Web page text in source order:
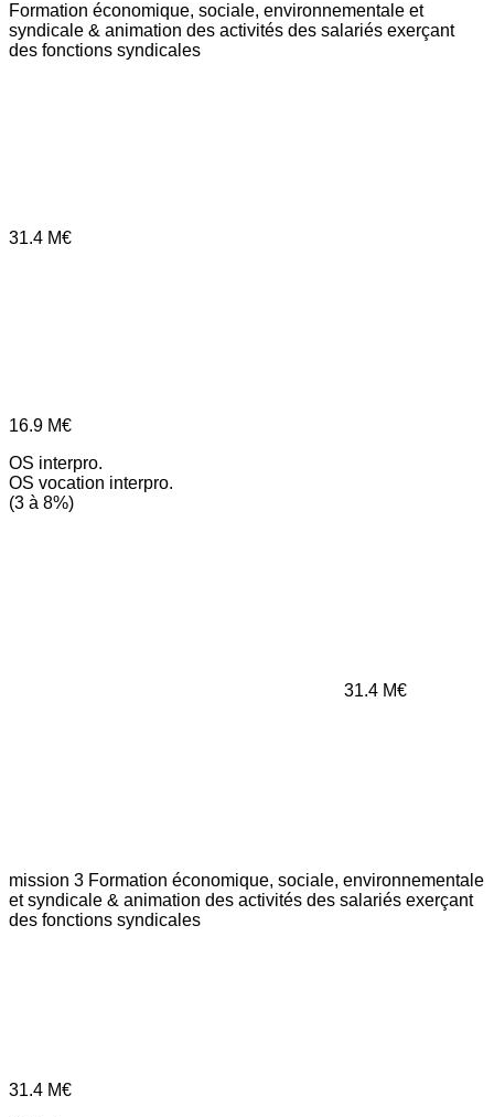
Formation économique, sociale, environnementale et
syndicale & animation des activités des salariés exerçant
des fonctions syndicales
31.4 M€
16.9 M€
OS interpro.
OS vocation interpro.
(3 à 8%)
31.4 M€
mission 3 Formation économique, sociale, environnementale
et syndicale & animation des activités des salariés exerçant
des fonctions syndicales
31.4 M€